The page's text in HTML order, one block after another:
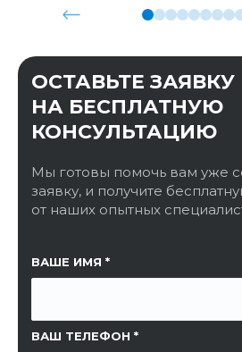
ОСТАВЬТЕ ЗАЯВКУ
НА БЕСПЛАТНУЮ
КОНСУЛЬТАЦИЮ
Мы готовы помочь вам уже
заявку, и получите
от наших опытных
ВАШЕ ИМЯ
ВАШ ТЕЛЕФОН
ССЫЛКА НА СТРАНИЦУ